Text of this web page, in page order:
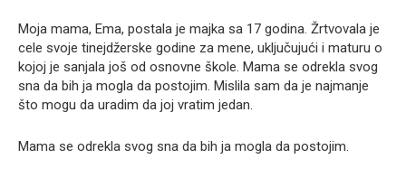
Moja mama, Ema, postala je majka sa 17 godina. Žrtvovala je
cele svoje tinejdžerske godine za mene, uključujući i maturu o
kojoj je sanjala još od osnovne škole. Mama se odrekla svog
sna da bih ja mogla da postojim. Mislila sam da je najmanje
što mogu da uradim da joj vratim jedan.
Mama se odrekla svog sna da bih ja mogla da postojim.